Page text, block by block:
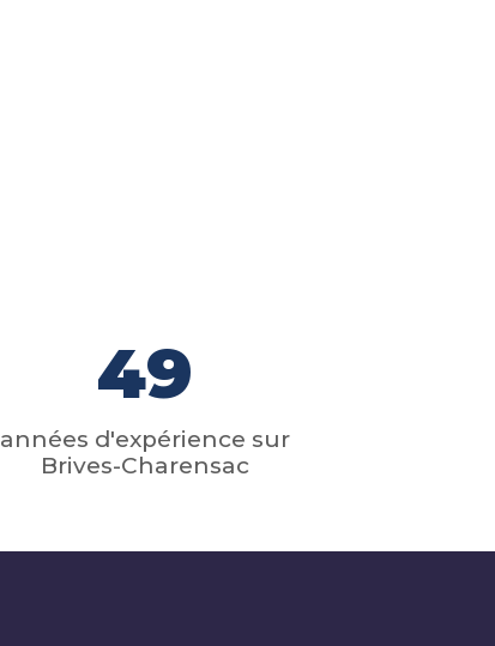
49
années d'expérience sur
Brives-Charensac